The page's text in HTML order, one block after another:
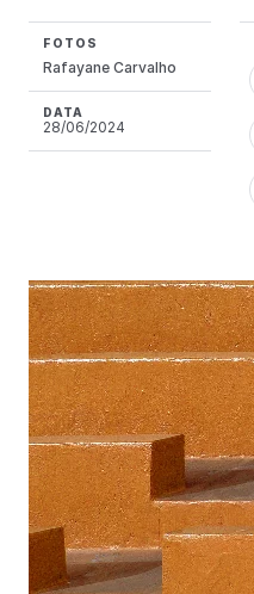
FOTOS
Rafayane Carvalho
DATA
28/06/2024